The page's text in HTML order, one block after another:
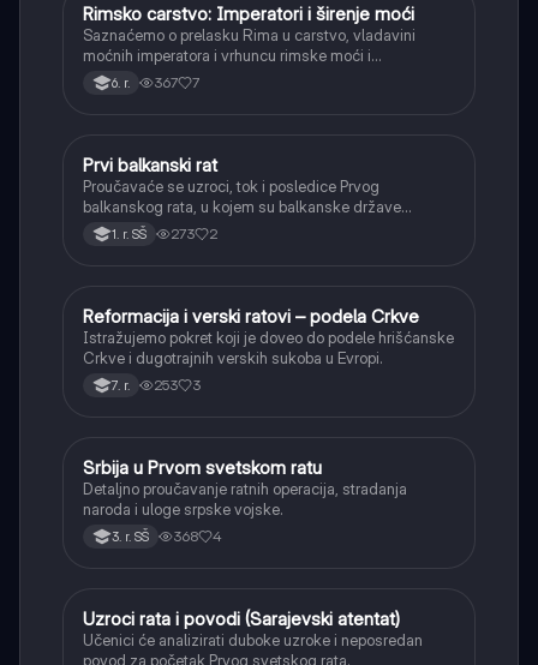
Istorija
Rimsko carstvo: Imperatori i širenje moći
Saznaćemo o prelasku Rima u carstvo, vladavini
moćnih imperatora i vrhuncu rimske moći i
teritorijalnog širenja.
6. r. 367 7
Istorija
Prvi balkanski rat
Proučavaće se uzroci, tok i posledice Prvog
balkanskog rata, u kojem su balkanske države
oslobodile veći deo teritorija od Osmanskog carstva.
1. r. SŠ 273 2
Istorija
Reformacija i verski ratovi – podela Crkve
Istražujemo pokret koji je doveo do podele hrišćanske
Crkve i dugotrajnih verskih sukoba u Evropi.
7. r. 253 3
Istorija
Srbija u Prvom svetskom ratu
Detaljno proučavanje ratnih operacija, stradanja
naroda i uloge srpske vojske.
3. r. SŠ 368 4
Istorija
Uzroci rata i povodi (Sarajevski atentat)
Učenici će analizirati duboke uzroke i neposredan
povod za početak Prvog svetskog rata.